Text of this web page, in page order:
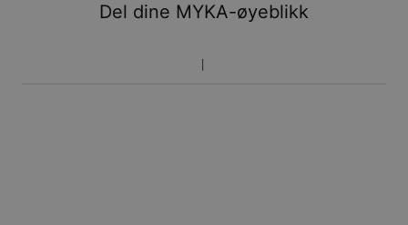
Del dine MYKA-øyeblikk